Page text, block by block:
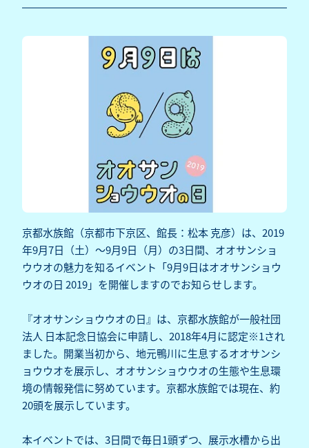
京都水族館（京都市下京区、館長：松本 克彦）は、2019
年9月7日（土）～9月9日（月）の3日間、オオサンショ
ウウオの魅力を知るイベント「9月9日はオオサンショウ
ウオの日 2019」を開催しますのでお知らせします。
『オオサンショウウオの日』は、京都水族館が一般社団
法人 日本記念日協会に申請し、2018年4月に認定※1され
ました。開業当初から、地元鴨川に生息するオオサンシ
ョウウオを展示し、オオサンショウウオの生態や生息環
境の情報発信に努めています。京都水族館では現在、約
20頭を展示しています。
本イベントでは、3日間で毎日1頭ずつ、展示水槽から出